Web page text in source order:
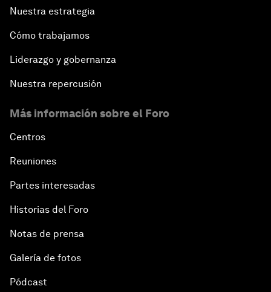
Nuestra estrategia
Cómo trabajamos
Liderazgo y gobernanza
Nuestra repercusión
Más información sobre el Foro
Centros
Reuniones
Partes interesadas
Historias del Foro
Notas de prensa
Galería de fotos
Pódcast